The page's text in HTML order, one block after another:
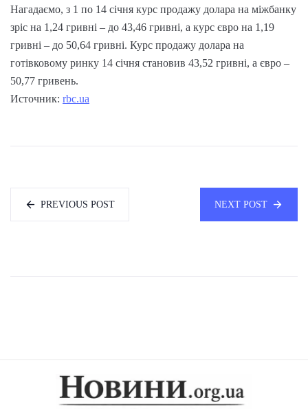
Нагадаємо, з 1 по 14 січня курс продажу долара на міжбанку
зріс на 1,24 гривні – до 43,46 гривні, а курс євро на 1,19
гривні – до 50,64 гривні. Курс продажу долара на
готівковому ринку 14 січня становив 43,52 гривні, а євро –
50,77 гривень.
Источник: rbc.ua
PREVIOUS POST NEXT POST